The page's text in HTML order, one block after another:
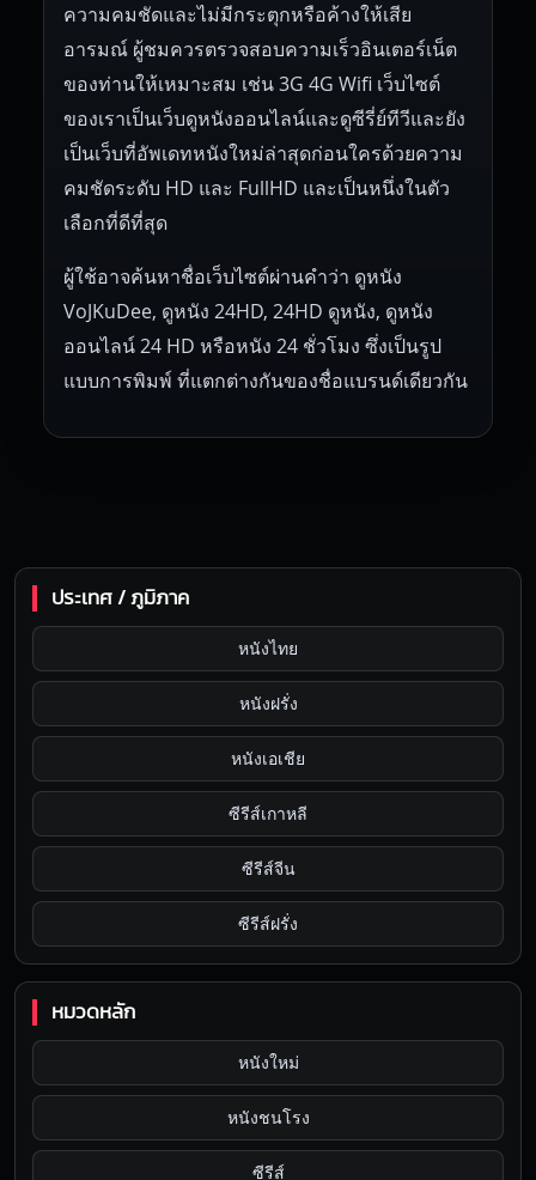
ความคมชัดและไม่มีกระตุกหรือค้างให้เสีย
อารมณ์ ผู้ชมควรตรวจสอบความเร็วอินเตอร์เน็ต
ของท่านให้เหมาะสม เช่น 3G 4G Wifi เว็บไซต์
ของเราเป็นเว็บดูหนังออนไลน์และดูซีรี่ย์ทีวีและยัง
เป็นเว็บที่อัพเดทหนังใหม่ล่าสุดก่อนใครด้วยความ
คมชัดระดับ HD และ FullHD และเป็นหนึ่งในตัว
เลือกที่ดีที่สุด
ผู้ใช้อาจค้นหาชื่อเว็บไซต์ผ่านคำว่า ดูหนัง
VoJKuDee, ดูหนัง 24HD, 24HD ดูหนัง, ดูหนัง
ออนไลน์ 24 HD หรือหนัง 24 ชั่วโมง ซึ่งเป็นรูป
แบบการพิมพ์ ที่แตกต่างกันของชื่อแบรนด์เดียวกัน
ประเทศ / ภูมิภาค
หนังไทย
หนังฝรั่ง
หนังเอเชีย
ซีรีส์เกาหลี
ซีรีส์จีน
ซีรีส์ฝรั่ง
หมวดหลัก
หนังใหม่
หนังชนโรง
ซีรีส์